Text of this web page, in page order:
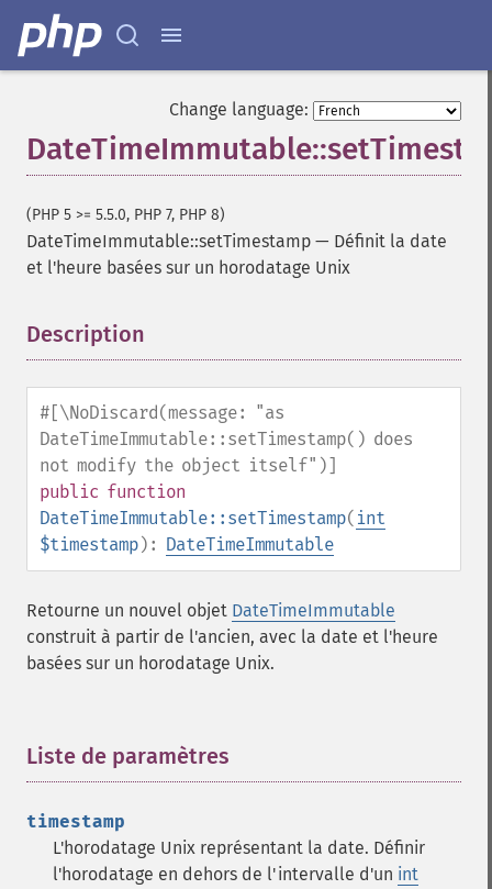
Change language:
(PHP 5 >= 5.5.0, PHP 7, PHP 8)
DateTimeImmutable::setTimestamp — Définit la date
et l'heure basées sur un horodatage Unix
Description
#[\NoDiscard(message: "as
DateTimeImmutable::setTimestamp() does
not modify the object itself")]
public function
DateTimeImmutable::setTimestamp( int
$timestamp): DateTimeImmutable
Retourne un nouvel objet DateTimeImmutable
construit à partir de l'ancien, avec la date et l'heure
basées sur un horodatage Unix.
Liste de paramètres
timestamp
L'horodatage Unix représentant la date. Définir
l'horodatage en dehors de l'intervalle d'un int